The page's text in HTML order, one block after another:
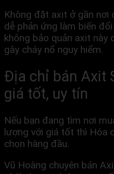
Không đặt axit ở gần nơi
dễ phản ứng làm biến
không bảo quản axit này
gây cháy nổ nguy hiểm.
Địa chỉ bán Axit
giá tốt, uy tín
Nếu bạn đang tìm nơi
lượng với giá tốt thì Hóa
chọn hàng đầu.
Vũ Hoàng chuyên bán